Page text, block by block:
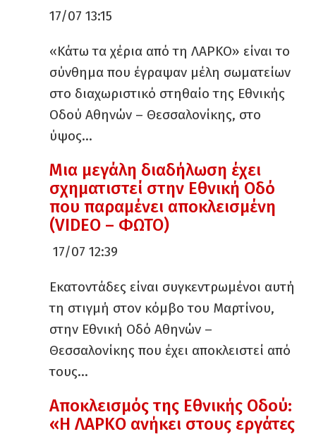
17/07 13:15
«Κάτω τα χέρια από τη ΛΑΡΚΟ» είναι το
σύνθημα που έγραψαν μέλη σωματείων
στο διαχωριστικό στηθαίο της Εθνικής
Οδού Αθηνών – Θεσσαλονίκης, στο
ύψος…
Μια μεγάλη διαδήλωση έχει
σχηματιστεί στην Εθνική Οδό
που παραμένει αποκλεισμένη
(VIDEO – ΦΩΤΟ)
17/07 12:39
Εκατοντάδες είναι συγκεντρωμένοι αυτή
τη στιγμή στον κόμβο του Μαρτίνου,
στην Εθνική Οδό Αθηνών –
Θεσσαλονίκης που έχει αποκλειστεί από
τους…
Αποκλεισμός της Εθνικής Οδού:
«Η ΛΑΡΚΟ ανήκει στους εργάτες